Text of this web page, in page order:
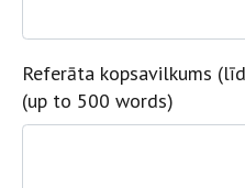
Referāta kopsavilkums
(up to 500 words)